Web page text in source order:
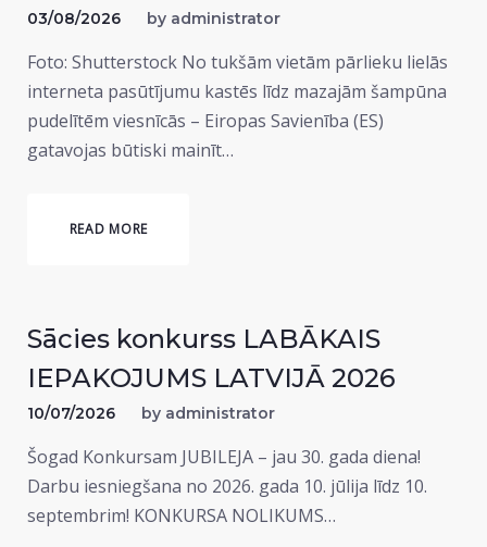
03/08/2026 by administrator
Foto: Shutterstock No tukšām vietām pārlieku lielās
interneta pasūtījumu kastēs līdz mazajām šampūna
pudelītēm viesnīcās – Eiropas Savienība (ES)
gatavojas būtiski mainīt…
READ MORE
Sācies konkurss LABĀKAIS
IEPAKOJUMS LATVIJĀ 2026
10/07/2026 by administrator
Šogad Konkursam JUBILEJA – jau 30. gada diena!
Darbu iesniegšana no 2026. gada 10. jūlija līdz 10.
septembrim! KONKURSA NOLIKUMS…